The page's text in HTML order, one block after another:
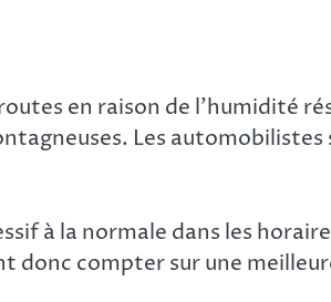
en raison de l’humidité
Les
à la normale dans les
donc compter sur une